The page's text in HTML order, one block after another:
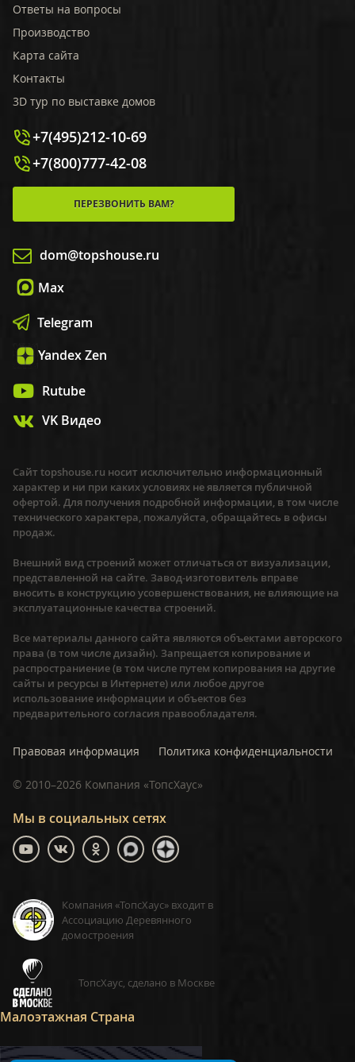
Ответы на вопросы
Производство
Карта сайта
Контакты
3D тур по выставке домов
+7(495)212-10-69
+7(800)777-42-08
ПЕРЕЗВОНИТЬ ВАМ?
dom@topshouse.ru
Max
Telegram
Yandex Zen
Rutube
VK Видео
Мы в социальных сетях
Компания «ТопсХаус» входит в
Ассоциацию Деревянного
домостроения
ТопсХаус, сделано в Москве
Малоэтажная Страна
Сайт topshouse.ru носит исключительно информационный
характер и ни при каких условиях не является публичной
офертой. Для получения подробной информации, в том числе
технического характера, пожалуйста, обращайтесь в офисы
продаж.
Внешний вид строений может отличаться от визуализации,
представленной на сайте. Завод-изготовитель вправе
вносить в конструкцию усовершенствования, не влияющие на
эксплуатационные качества строений.
Все материалы данного сайта являются объектами авторского
права (в том числе дизайн). Запрещается копирование и
распространиение (в том числе путем копирования на другие
сайты и ресурсы в Интернете) или любое другое
использование информации и объектов без
предварительного согласия правообладателя.
Правовая информация Политика конфиденциальности
© 2010–2026 Компания «ТопсХаус»